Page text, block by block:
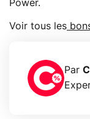
Power.
Voir tous les
Par